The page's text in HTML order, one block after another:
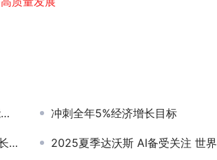
冲刺全年5%经济增长目标
2025夏季达沃斯 AI备受关注 世